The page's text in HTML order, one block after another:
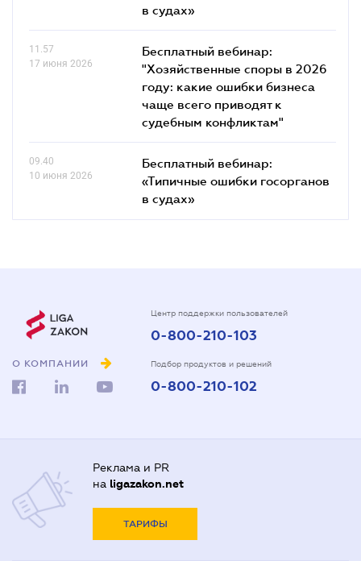
в судах»
11.57
17 июня 2026
Бесплатный вебинар:
"Хозяйственные споры в 2026
году: какие ошибки бизнеса
чаще всего приводят к
судебным конфликтам"
09.40
10 июня 2026
Бесплатный вебинар:
«Типичные ошибки госорганов
в судах»
О КОМПАНИИ
Центр поддержки пользователей
0-800-210-103
Подбор продуктов и решений
0-800-210-102
Реклама и PR
на ligazakon.net
ТАРИФЫ